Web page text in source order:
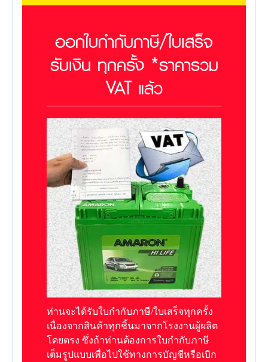
ออกใบกำกับภาษี/ใบเสร็จ
รับเงิน ทุกครั้ง *ราคารวม
VAT แล้ว
ท่านจะได้รับใบกำกับภาษี/ใบเสร็จทุกครั้ง
เนื่องจากสินค้าทุกชิ้นมาจากโรงงานผู้ผลิต
โดยตรง ซึ่งถ้าท่านต้องการใบกำกับภาษี
เต็มรูปแบบเพื่อไปใช้ทางการบัญชีหรือเบิก